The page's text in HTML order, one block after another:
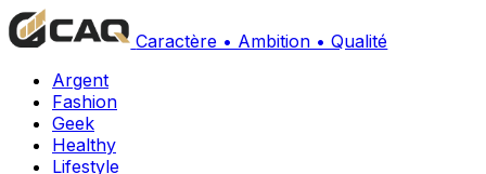
Caractère • Ambition • Qualité
Argent
Fashion
Geek
Healthy
Lifestyle